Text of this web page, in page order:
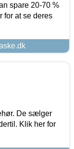
spare 20-70 %
for at se deres
De sælger
Klik her for